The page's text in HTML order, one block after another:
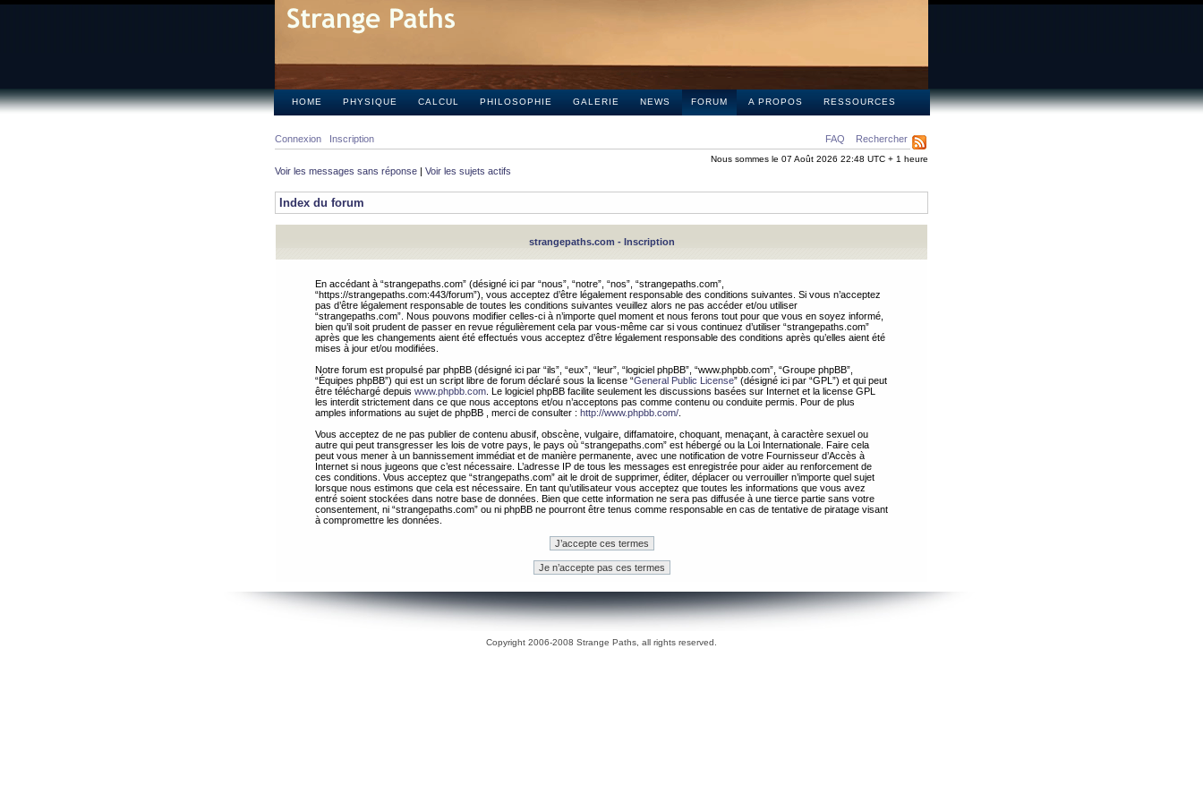
HOME PHYSIQUE CALCUL PHILOSOPHIE GALERIE NEWS FORUM A PROPOS RESSOURCES
FAQ Rechercher
Connexion Inscription
Nous sommes le 07 Août 2026 22:48 UTC + 1 heure
Voir les messages sans réponse | Voir les sujets actifs
Index du forum
strangepaths.com - Inscription
En accédant à “strangepaths.com” (désigné ici par “nous”, “notre”, “nos”, “strangepaths.com”,
“https://strangepaths.com:443/forum”), vous acceptez d’être légalement responsable des conditions suivantes. Si vous n’acceptez
pas d’être légalement responsable de toutes les conditions suivantes veuillez alors ne pas accéder et/ou utiliser
“strangepaths.com”. Nous pouvons modifier celles-ci à n’importe quel moment et nous ferons tout pour que vous en soyez informé,
bien qu’il soit prudent de passer en revue régulièrement cela par vous-même car si vous continuez d’utiliser “strangepaths.com”
après que les changements aient été effectués vous acceptez d’être légalement responsable des conditions après qu’elles aient été
mises à jour et/ou modifiées.
Notre forum est propulsé par phpBB (désigné ici par “ils”, “eux”, “leur”, “logiciel phpBB”, “www.phpbb.com”, “Groupe phpBB”,
“Équipes phpBB”) qui est un script libre de forum déclaré sous la license “General Public License” (désigné ici par “GPL”) et qui peut
être téléchargé depuis www.phpbb.com . Le logiciel phpBB facilite seulement les discussions basées sur Internet et la license GPL
les interdit strictement dans ce que nous acceptons et/ou n’acceptons pas comme contenu ou conduite permis. Pour de plus
amples informations au sujet de phpBB , merci de consulter : http://www.phpbb.com/
Vous acceptez de ne pas publier de contenu abusif, obscène, vulgaire, diffamatoire, choquant, menaçant, à caractère sexuel ou
autre qui peut transgresser les lois de votre pays, le pays où “strangepaths.com” est hébergé ou la Loi Internationale. Faire cela
peut vous mener à un bannissement immédiat et de manière permanente, avec une notification de votre Fournisseur d’Accès à
Internet si nous jugeons que c’est nécessaire. L’adresse IP de tous les messages est enregistrée pour aider au renforcement de
ces conditions. Vous acceptez que “strangepaths.com” ait le droit de supprimer, éditer, déplacer ou verrouiller n’importe quel sujet
lorsque nous estimons que cela est nécessaire. En tant qu’utilisateur vous acceptez que toutes les informations que vous avez
entré soient stockées dans notre base de données. Bien que cette information ne sera pas diffusée à une tierce partie sans votre
consentement, ni “strangepaths.com” ou ni phpBB ne pourront être tenus comme responsable en cas de tentative de piratage visant
à compromettre les données.
Copyright 2006-2008 Strange Paths, all rights reserved.